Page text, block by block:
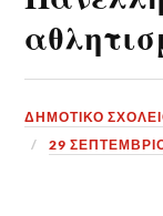
ΔΗΜΟΤΙΚΟ
29